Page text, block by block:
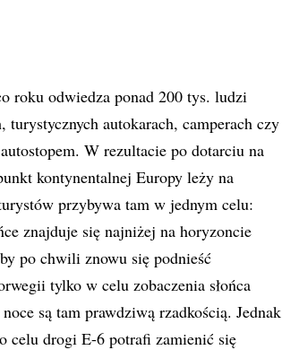
roku odwiedza ponad 200 tys. ludzi
autokarach, camperach czy
W rezultacie po dotarciu na
kontynentalnej Europy leży na
przybywa tam w jednym celu:
znajduje się najniżej na horyzoncie
po chwili znowu się podnieść
tylko w celu zobaczenia słońca
są tam prawdziwą rzadkością. Jednak
celu drogi E-6 potrafi zamienić się